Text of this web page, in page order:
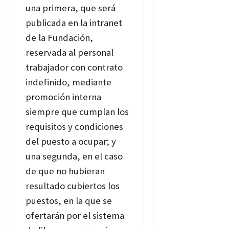
una primera, que será
publicada en la intranet
de la Fundación,
reservada al personal
trabajador con contrato
indefinido, mediante
promoción interna
siempre que cumplan los
requisitos y condiciones
del puesto a ocupar; y
una segunda, en el caso
de que no hubieran
resultado cubiertos los
puestos, en la que se
ofertarán por el sistema